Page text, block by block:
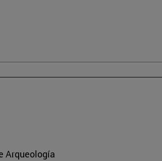
Arqueología